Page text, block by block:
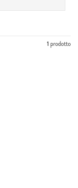
1 prodotto